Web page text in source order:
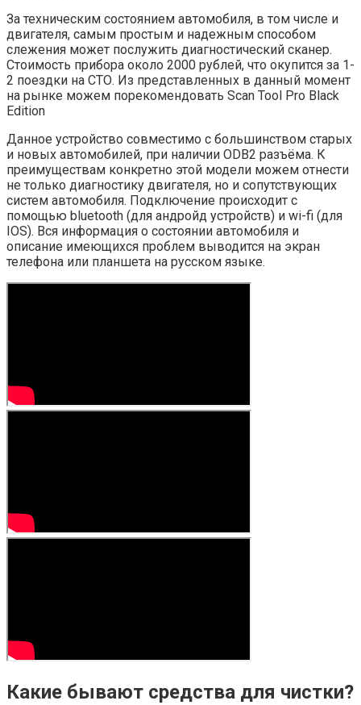
За техническим состоянием автомобиля, в том числе и
двигателя, самым простым и надежным способом
слежения может послужить диагностический сканер.
Стоимость прибора около 2000 рублей, что окупится за 1-
2 поездки на СТО. Из представленных в данный момент
на рынке можем порекомендовать Scan Tool Pro Black
Edition
Данное устройство совместимо с большинством старых
и новых автомобилей, при наличии ODB2 разъёма. К
преимуществам конкретно этой модели можем отнести
не только диагностику двигателя, но и сопутствующих
систем автомобиля. Подключение происходит с
помощью bluetooth (для андройд устройств) и wi-fi (для
IOS). Вся информация о состоянии автомобиля и
описание имеющихся проблем выводится на экран
телефона или планшета на русском языке.
Какие бывают средства для чистки?